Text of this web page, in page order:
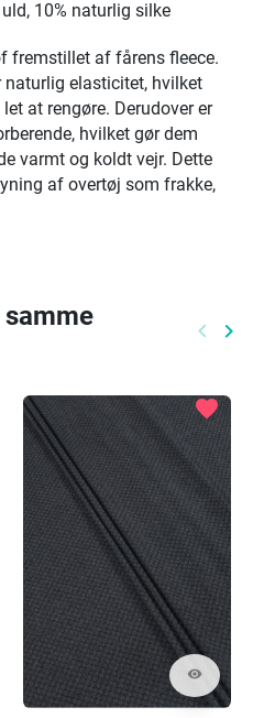
10% naturlig silke
fremstillet af fårens fleece.
elasticitet, hvilket
at rengøre. Derudover er
hvilket gør dem
varmt og koldt vejr. Dette
af overtøj som frakke,
keyboard_arrow_left keyboard_arrow_right
visibility
favorite